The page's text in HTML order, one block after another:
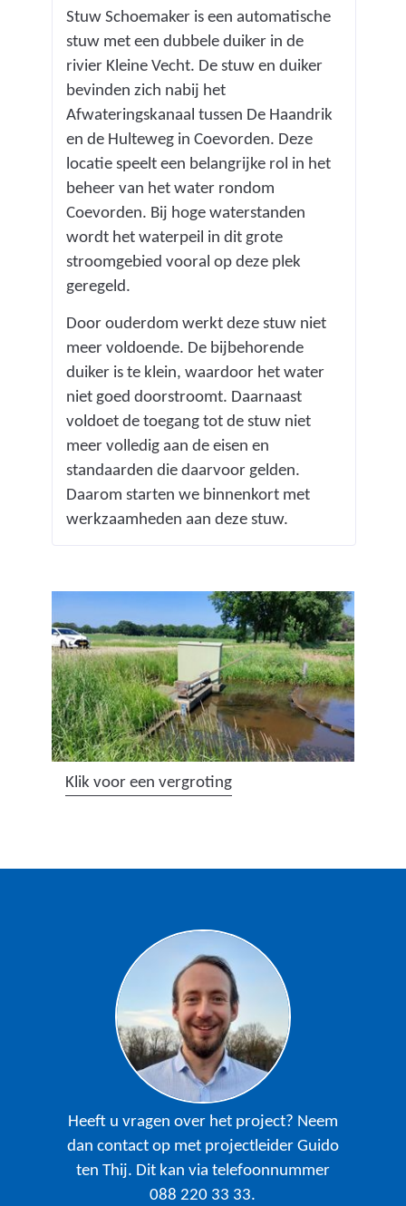
Stuw Schoemaker is een automatische
stuw met een dubbele duiker in de
rivier Kleine Vecht. De stuw en duiker
bevinden zich nabij het
Afwateringskanaal tussen De Haandrik
en de Hulteweg in Coevorden. Deze
locatie speelt een belangrijke rol in het
beheer van het water rondom
Coevorden. Bij hoge waterstanden
wordt het waterpeil in dit grote
stroomgebied vooral op deze plek
geregeld.
Door ouderdom werkt deze stuw niet
meer voldoende. De bijbehorende
duiker is te klein, waardoor het water
niet goed doorstroomt. Daarnaast
voldoet de toegang tot de stuw niet
meer volledig aan de eisen en
standaarden die daarvoor gelden.
Daarom starten we binnenkort met
werkzaamheden aan deze stuw.
Klik voor een vergroting(
l
i
n
g
:
t
u
w
_
s
Heeft u vragen over het project? Neem
dan contact op met projectleider Guido
ten Thij. Dit kan via telefoonnummer
088 220 33 33.